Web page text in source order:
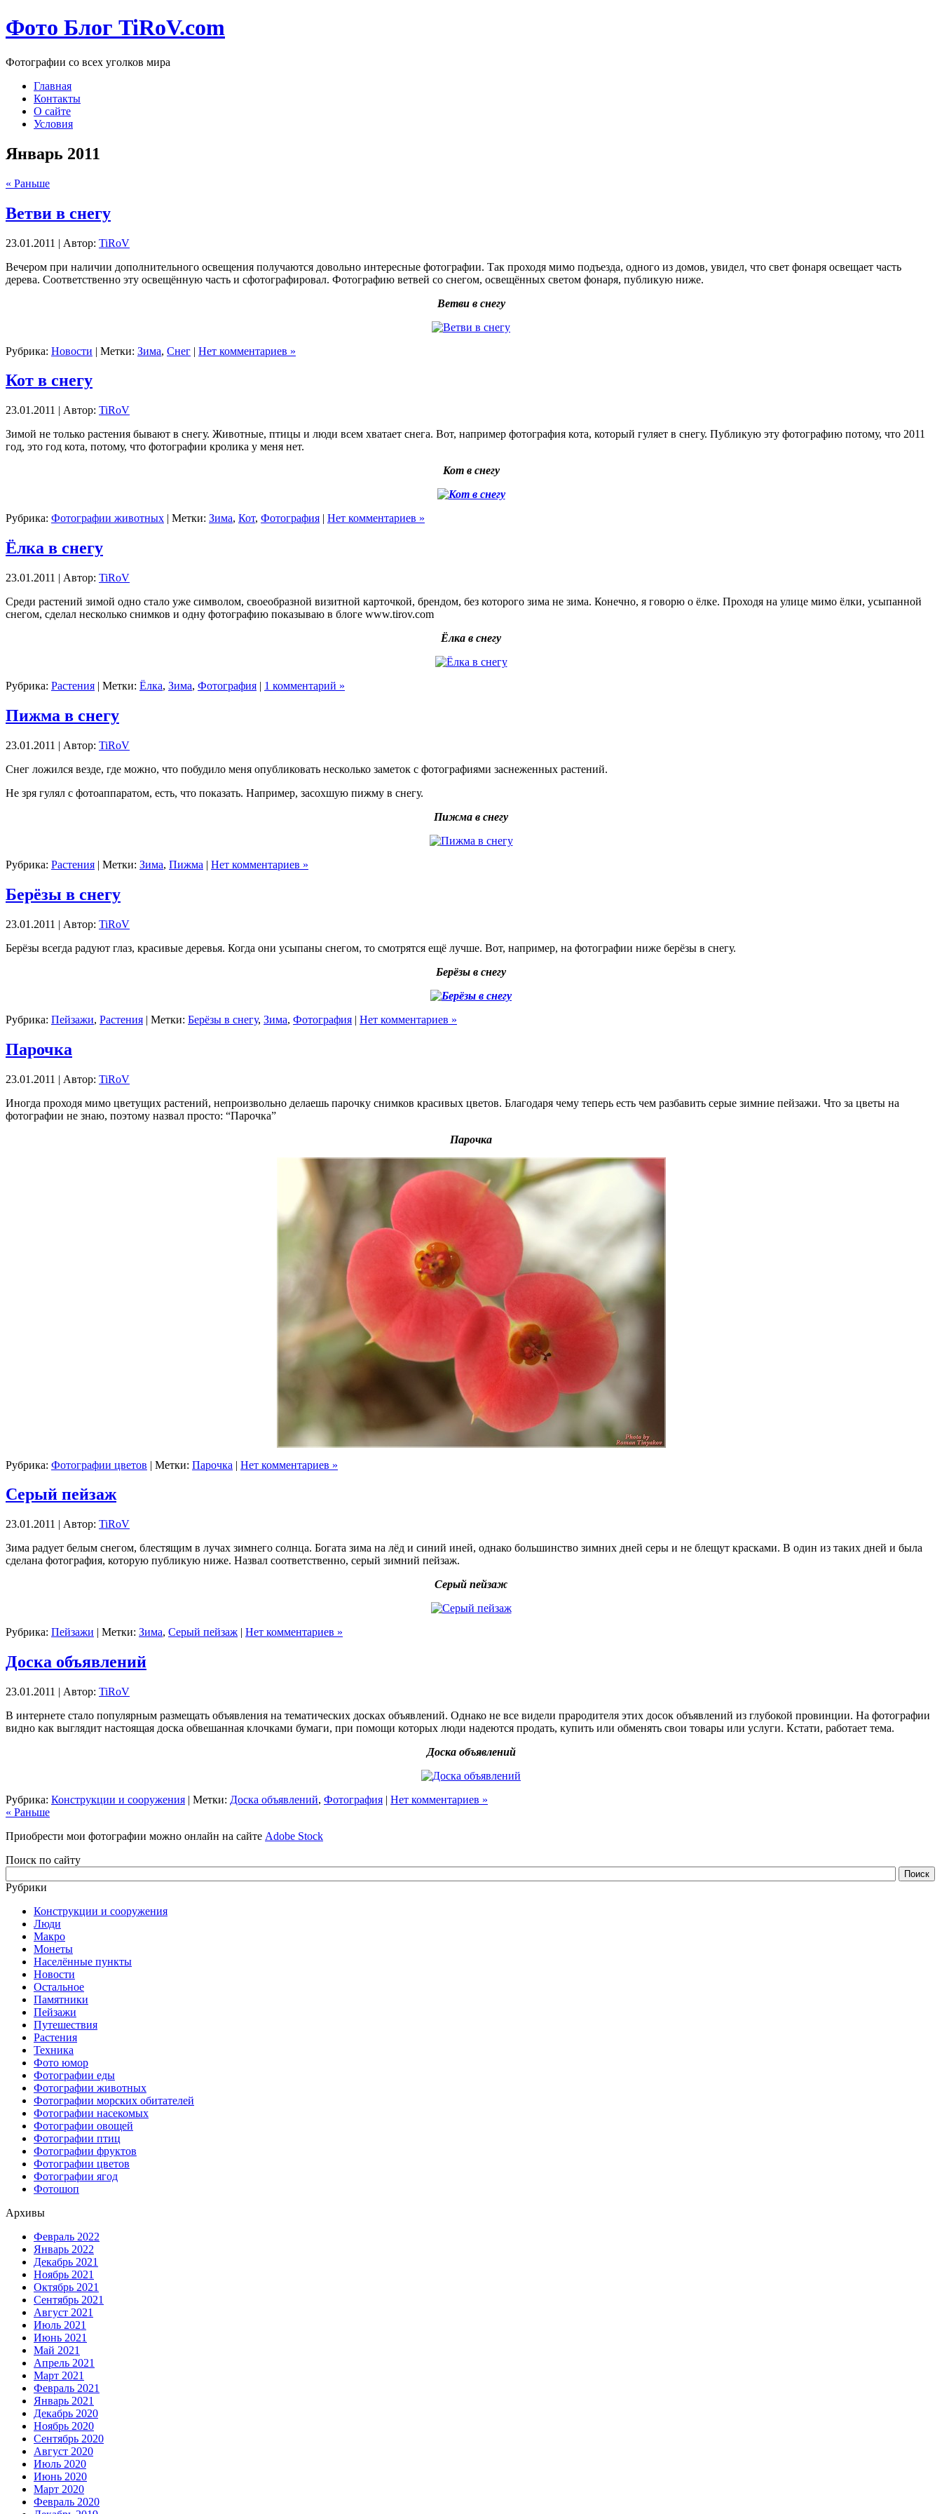
Фото Блог TiRoV.com
Фотографии со всех уголков мира
Главная
Контакты
О сайте
Условия
Январь 2011
« Раньше
Ветви в снегу
23.01.2011 | Автор: TiRoV
Вечером при наличии дополнительного освещения получаются довольно интересные фотографии. Так проходя мимо подъезда, одного из домов, увидел, что свет фонаря освещает часть
дерева. Соответственно эту освещённую часть и сфотографировал. Фотографию ветвей со снегом, освещённых светом фонаря, публикую ниже.
Ветви в снегу
Рубрика: Новости | Метки: Зима, Снег | Нет комментариев »
Кот в снегу
23.01.2011 | Автор: TiRoV
Зимой не только растения бывают в снегу. Животные, птицы и люди всем хватает снега. Вот, например фотография кота, который гуляет в снегу. Публикую эту фотографию потому, что 2011
год, это год кота, потому, что фотографии кролика у меня нет.
Кот в снегу
Рубрика: Фотографии животных | Метки: Зима, Кот, Фотография | Нет комментариев »
Ёлка в снегу
23.01.2011 | Автор: TiRoV
Среди растений зимой одно стало уже символом, своеобразной визитной карточкой, брендом, без которого зима не зима. Конечно, я говорю о ёлке. Проходя на улице мимо ёлки, усыпанной
снегом, сделал несколько снимков и одну фотографию показываю в блоге www.tirov.com
Ёлка в снегу
Рубрика: Растения | Метки: Ёлка, Зима, Фотография | 1 комментарий »
Пижма в снегу
23.01.2011 | Автор: TiRoV
Снег ложился везде, где можно, что побудило меня опубликовать несколько заметок с фотографиями заснеженных растений.
Не зря гулял с фотоаппаратом, есть, что показать. Например, засохшую пижму в снегу.
Пижма в снегу
Рубрика: Растения | Метки: Зима, Пижма | Нет комментариев »
Берёзы в снегу
23.01.2011 | Автор: TiRoV
Берёзы всегда радуют глаз, красивые деревья. Когда они усыпаны снегом, то смотрятся ещё лучше. Вот, например, на фотографии ниже берёзы в снегу.
Берёзы в снегу
Рубрика: Пейзажи, Растения | Метки: Берёзы в снегу, Зима, Фотография | Нет комментариев »
Парочка
23.01.2011 | Автор: TiRoV
Иногда проходя мимо цветущих растений, непроизвольно делаешь парочку снимков красивых цветов. Благодаря чему теперь есть чем разбавить серые зимние пейзажи. Что за цветы на
фотографии не знаю, поэтому назвал просто: “Парочка”
Парочка
Рубрика: Фотографии цветов | Метки: Парочка | Нет комментариев »
Серый пейзаж
23.01.2011 | Автор: TiRoV
Зима радует белым снегом, блестящим в лучах зимнего солнца. Богата зима на лёд и синий иней, однако большинство зимних дней серы и не блещут красками. В один из таких дней и была
сделана фотография, которую публикую ниже. Назвал соответственно, серый зимний пейзаж.
Серый пейзаж
Рубрика: Пейзажи | Метки: Зима, Серый пейзаж | Нет комментариев »
Доска объявлений
23.01.2011 | Автор: TiRoV
В интернете стало популярным размещать объявления на тематических досках объявлений. Однако не все видели прародителя этих досок объявлений из глубокой провинции. На фотографии
видно как выглядит настоящая доска обвешанная клочками бумаги, при помощи которых люди надеются продать, купить или обменять свои товары или услуги. Кстати, работает тема.
Доска объявлений
Рубрика: Конструкции и сооружения | Метки: Доска объявлений, Фотография | Нет комментариев »
« Раньше
Приобрести мои фотографии можно онлайн на сайте Adobe Stock
Поиск по сайту
Рубрики
Конструкции и сооружения
Люди
Макро
Монеты
Населённые пункты
Новости
Остальное
Памятники
Пейзажи
Путешествия
Растения
Техника
Фото юмор
Фотографии еды
Фотографии животных
Фотографии морских обитателей
Фотографии насекомых
Фотографии овощей
Фотографии птиц
Фотографии фруктов
Фотографии цветов
Фотографии ягод
Фотошоп
Архивы
Февраль 2022
Январь 2022
Декабрь 2021
Ноябрь 2021
Октябрь 2021
Сентябрь 2021
Август 2021
Июль 2021
Июнь 2021
Май 2021
Апрель 2021
Март 2021
Февраль 2021
Январь 2021
Декабрь 2020
Ноябрь 2020
Сентябрь 2020
Август 2020
Июль 2020
Июнь 2020
Март 2020
Февраль 2020